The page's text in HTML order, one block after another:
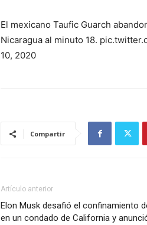
El mexicano Taufic Guarch
Nicaragua al minuto 18.
10, 2020
Compartir
Artículo anterior
Elon Musk desafió el confinamiento
en un condado de California y